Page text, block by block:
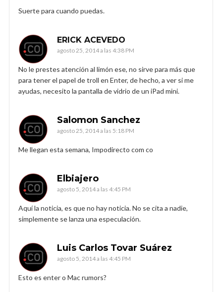
Suerte para cuando puedas.
ERICK ACEVEDO
agosto 25, 2014 a las 4:38 PM
No le prestes atención al limón ese, no sirve para más que
para tener el papel de troll en Enter, de hecho, a ver si me
ayudas, necesito la pantalla de vidrio de un iPad mini.
Salomon Sanchez
agosto 25, 2014 a las 5:18 PM
Me llegan esta semana, Impodirecto com co
Elbiajero
agosto 5, 2014 a las 4:45 PM
Aquí la noticia, es que no hay noticia. No se cita a nadie,
simplemente se lanza una especulación.
Luis Carlos Tovar Suárez
agosto 5, 2014 a las 4:45 PM
Esto es enter o Mac rumors?